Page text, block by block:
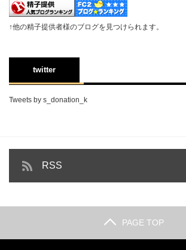
↑他の精子提供者様のブログを見つけられます。
twitter
Tweets by s_donation_k
RSS
PAGE TOP